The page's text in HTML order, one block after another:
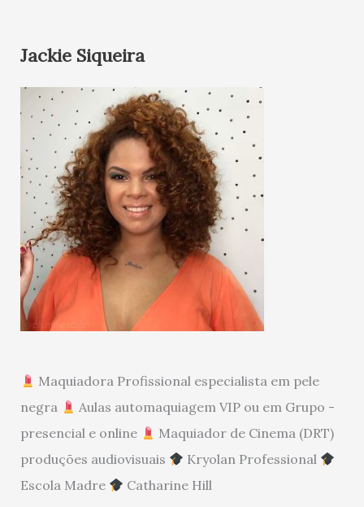
Jackie Siqueira
Maquiadora Profissional especialista em pele
negra
Aulas automaquiagem VIP ou em Grupo -
presencial e online
Maquiador de Cinema (DRT)
produções audiovisuais
Kryolan Professional
Escola Madre
Catharine Hill